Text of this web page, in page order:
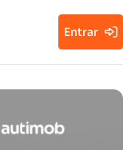
Entrar